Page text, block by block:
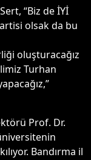
“Biz de İYİ
olsak da bu
oluşturacağız
Turhan
Prof. Dr.
Bandırma il